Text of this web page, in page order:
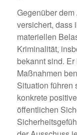
Gegenüber
versichert, dass
materiellen
Kriminalität,
bekannt sind.
Maßnahmen
Situation führen
konkrete
öffentlichen